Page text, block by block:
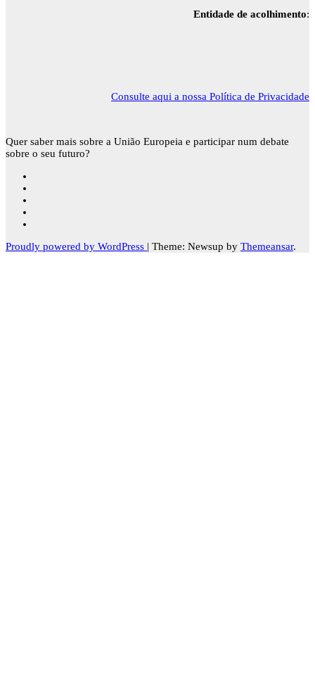
Entidade de acolhimento:
Consulte aqui a nossa Política de Privacidade
Quer saber mais sobre a União Europeia e participar num debate
sobre o seu futuro?
Proudly powered by WordPress | Theme: Newsup by Themeansar.